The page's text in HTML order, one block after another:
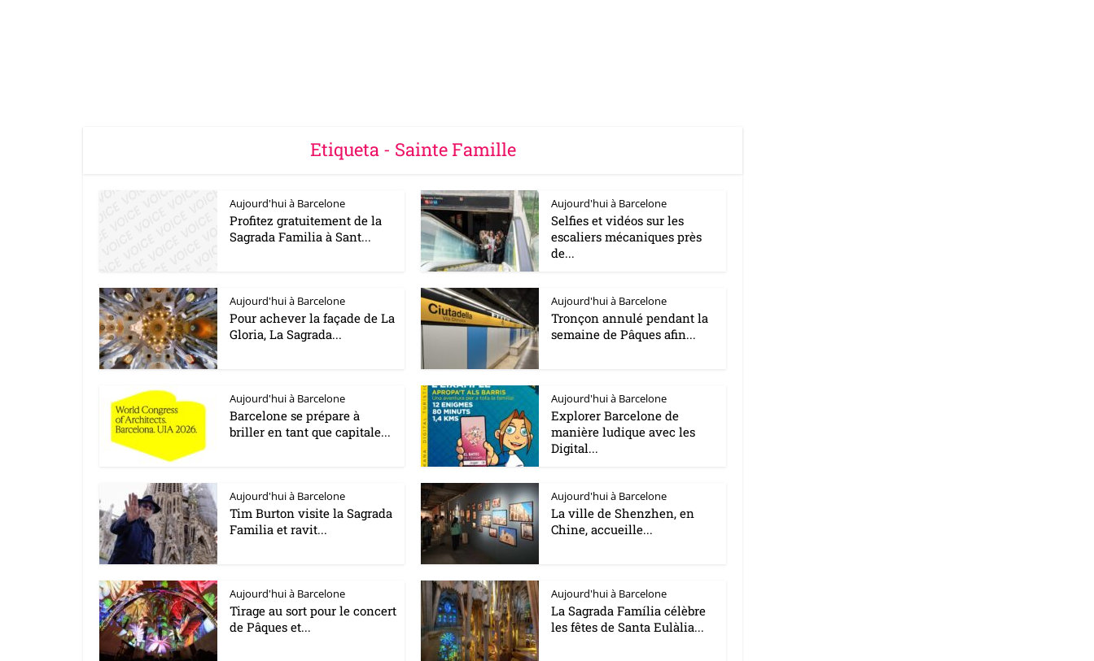
Etiqueta - Sainte Famille
Aujourd'hui à Barcelone
Profitez gratuitement de la
Sagrada Familia à Sant...
Aujourd'hui à Barcelone
Selfies et vidéos sur les
escaliers mécaniques près
de...
Aujourd'hui à Barcelone
Pour achever la façade de La
Gloria, La Sagrada...
Aujourd'hui à Barcelone
Tronçon annulé pendant la
semaine de Pâques afin...
Aujourd'hui à Barcelone
Barcelone se prépare à
briller en tant que capitale...
Aujourd'hui à Barcelone
Explorer Barcelone de
manière ludique avec les
Digital...
Aujourd'hui à Barcelone
Tim Burton visite la Sagrada
Familia et ravit...
Aujourd'hui à Barcelone
La ville de Shenzhen, en
Chine, accueille...
Aujourd'hui à Barcelone
Tirage au sort pour le concert
de Pâques et...
Aujourd'hui à Barcelone
La Sagrada Família célèbre
les fêtes de Santa Eulàlia...